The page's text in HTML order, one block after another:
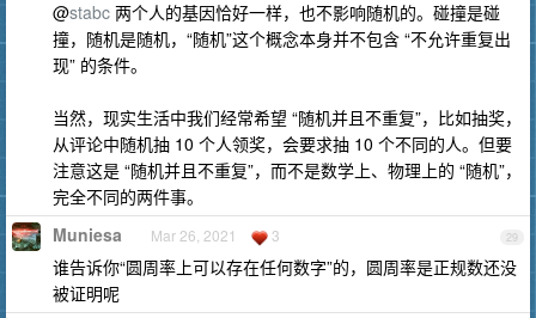
@stabc 两个人的基因恰好一样，也不影响随机的。碰撞是碰
撞，随机是随机，“随机”这个概念本身并不包含 “不允许重复出
现” 的条件。
当然，现实生活中我们经常希望 “随机并且不重复”，比如抽奖，
从评论中随机抽 10 个人领奖，会要求抽 10 个不同的人。但要
注意这是 “随机并且不重复”，而不是数学上、物理上的 “随机”，
完全不同的两件事。
29
Muniesa Mar 26, 2021 3
谁告诉你“圆周率上可以存在任何数字”的，圆周率是正规数还没
被证明呢